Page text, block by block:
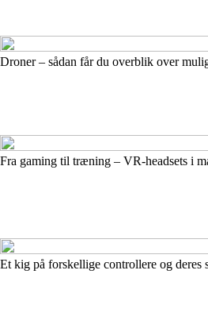
Droner – sådan får du overblik over
Fra gaming til træning – VR-headsets i
Et kig på forskellige controllere og deres